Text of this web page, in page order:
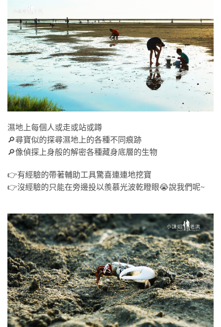
濕地上每個人或走或站或蹲
🔎尋寶似的探尋濕地上的各種不同痕跡
🔎像偵探上身般的解密各種藏身底層的生物
👉有經驗的帶著輔助工具驚喜連連地挖寶
👉沒經驗的只能在旁邊投以羨慕光波乾瞪眼😭說我們呢~